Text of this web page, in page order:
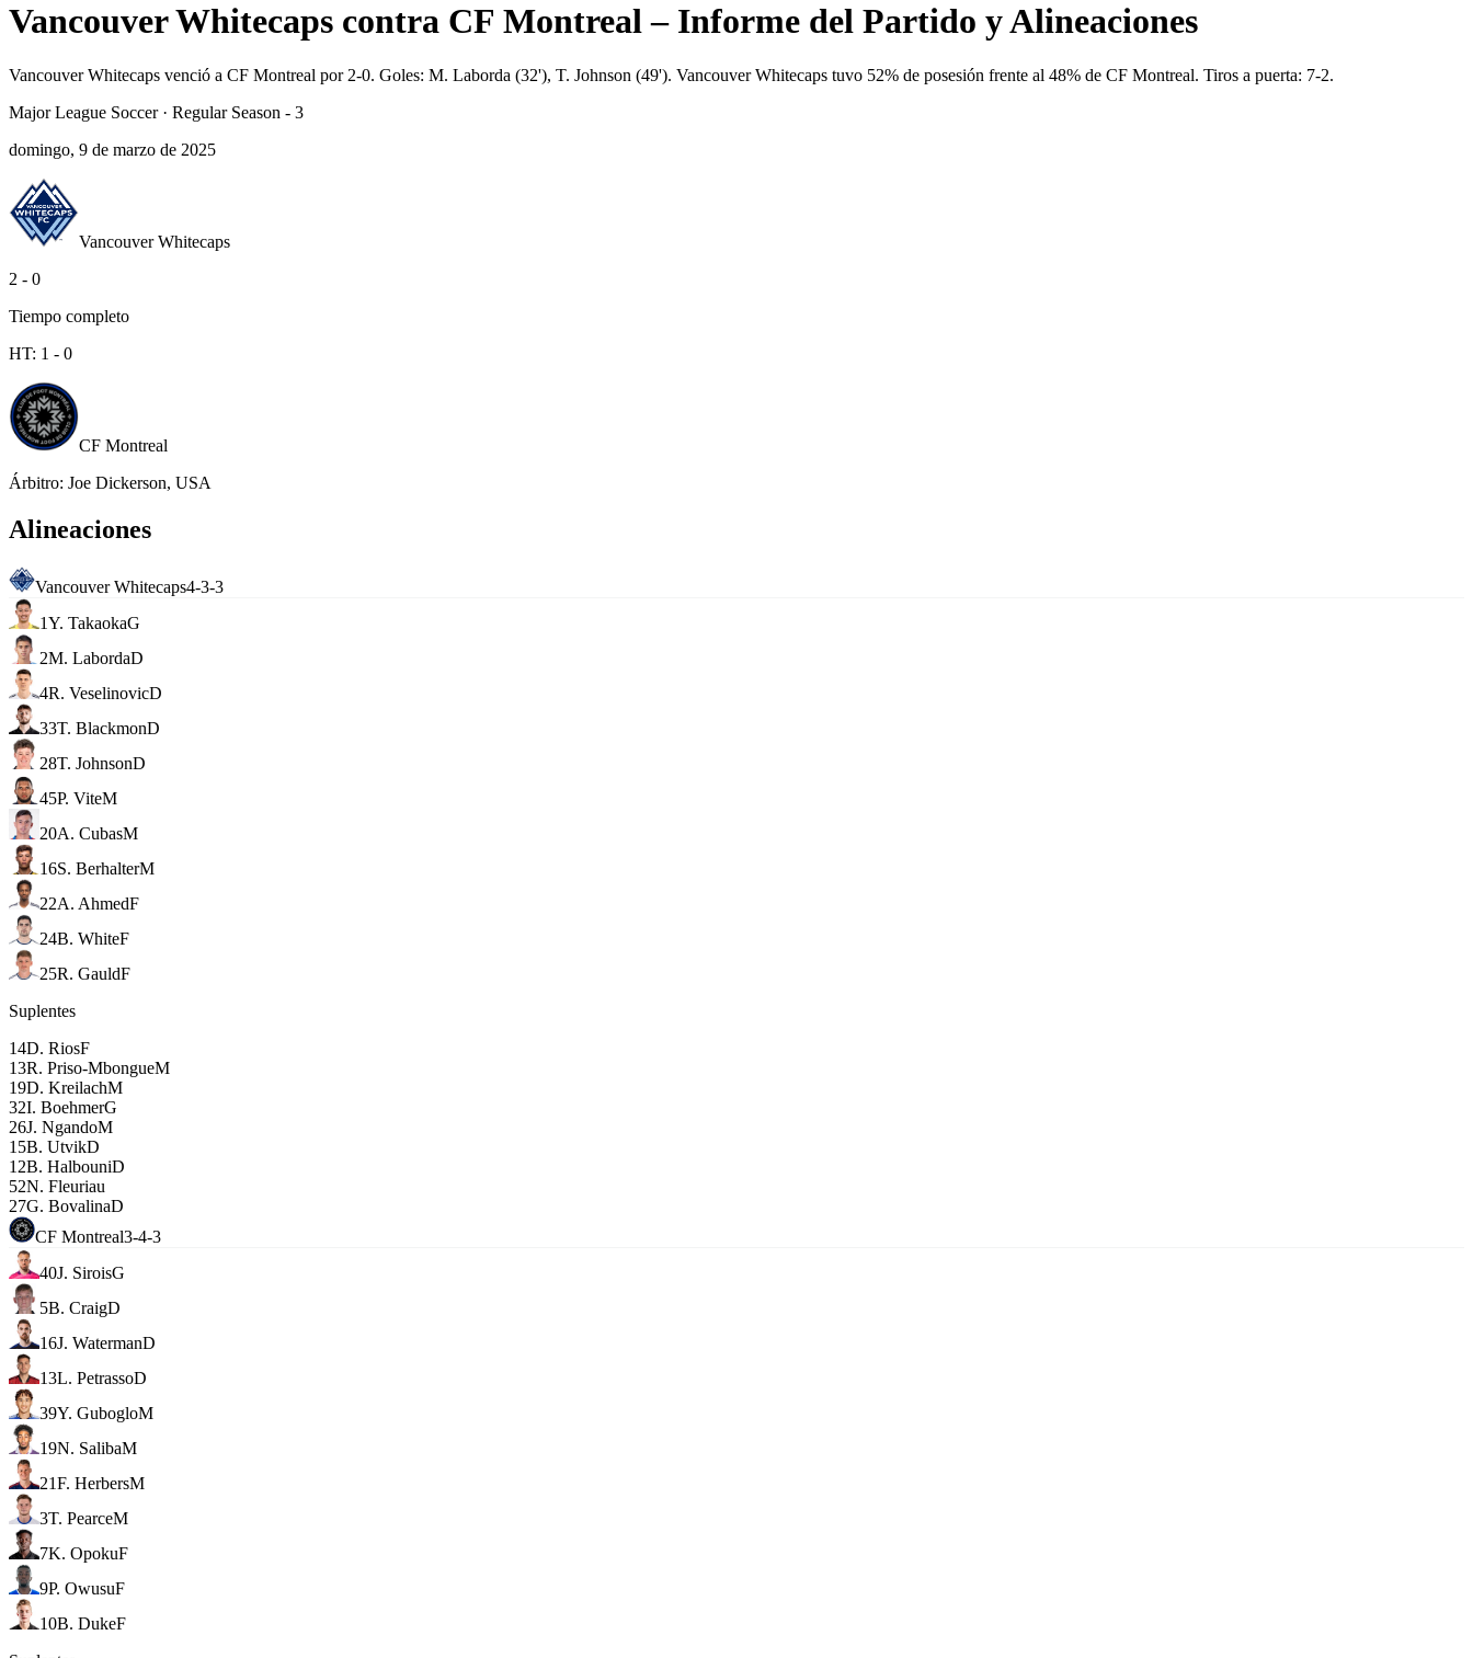
Vancouver Whitecaps contra CF Montreal – Informe del Partido y Alineaciones
Vancouver Whitecaps venció a CF Montreal por 2-0. Goles: M. Laborda (32'), T. Johnson (49'). Vancouver Whitecaps tuvo 52% de posesión frente al 48% de CF Montreal. Tiros a puerta: 7-2.
Major League Soccer· Regular Season - 3
domingo, 9 de marzo de 2025
Vancouver Whitecaps
2 - 0
Tiempo completo
HT: 1 - 0
CF Montreal
Árbitro: Joe Dickerson, USA
Alineaciones
Vancouver Whitecaps4-3-3
1Y. TakaokaG
2M. LabordaD
4R. VeselinovicD
33T. BlackmonD
28T. JohnsonD
45P. ViteM
20A. CubasM
16S. BerhalterM
22A. AhmedF
24B. WhiteF
25R. GauldF
Suplentes
14D. RiosF
13R. Priso-MbongueM
19D. KreilachM
32I. BoehmerG
26J. NgandoM
15B. UtvikD
12B. HalbouniD
52N. Fleuriau
27G. BovalinaD
CF Montreal3-4-3
40J. SiroisG
5B. CraigD
16J. WatermanD
13L. PetrassoD
39Y. GubogloM
19N. SalibaM
21F. HerbersM
3T. PearceM
7K. OpokuF
9P. OwusuF
10B. DukeF